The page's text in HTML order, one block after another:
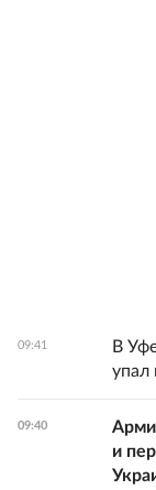
09:41
В
упал
09:40
и